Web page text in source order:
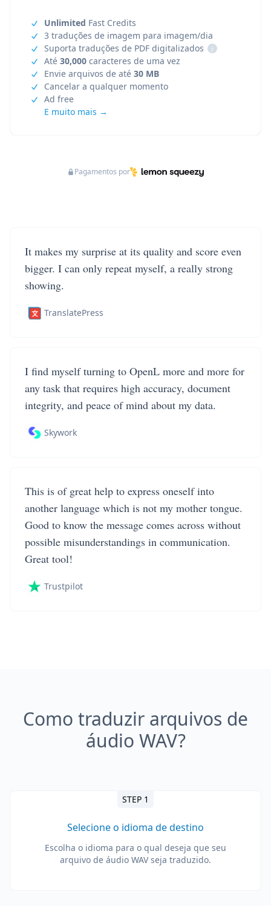
Unlimited Fast Credits
3 traduções de imagem para imagem/dia
Suporta traduções de PDF digitalizados
i
Até 30,000 caracteres de uma vez
Envie arquivos de até 30 MB
Cancelar a qualquer momento
Ad free
E muito mais →
Pagamentos por
It makes my surprise at its quality and score even
bigger. I can only repeat myself, a really strong
showing.
TranslatePress
I find myself turning to OpenL more and more for
any task that requires high accuracy, document
integrity, and peace of mind about my data.
Skywork
This is of great help to express oneself into
another language which is not my mother tongue.
Good to know the message comes across without
possible misunderstandings in communication.
Great tool!
Trustpilot
Como traduzir arquivos de
áudio WAV?
STEP 1
Selecione o idioma de destino
Escolha o idioma para o qual deseja que seu
arquivo de áudio WAV seja traduzido.